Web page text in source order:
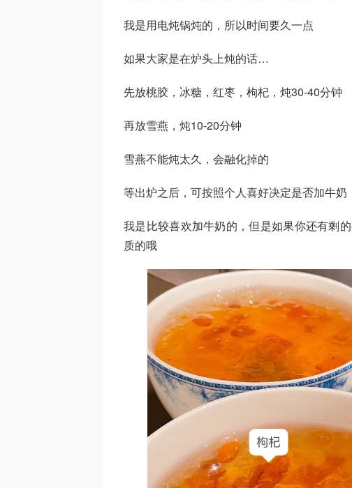
我是用电炖锅炖的，所以时间要久一点
如果大家是在炉头上炖的话…
先放桃胶，冰糖，红枣，枸杞，炖30-40分钟
再放雪燕，炖10-20分钟
雪燕不能炖太久，会融化掉的
等出炉之后，可按照个人喜好决定是否加牛奶
我是比较喜欢加牛奶的，但是如果你还有剩
质的哦